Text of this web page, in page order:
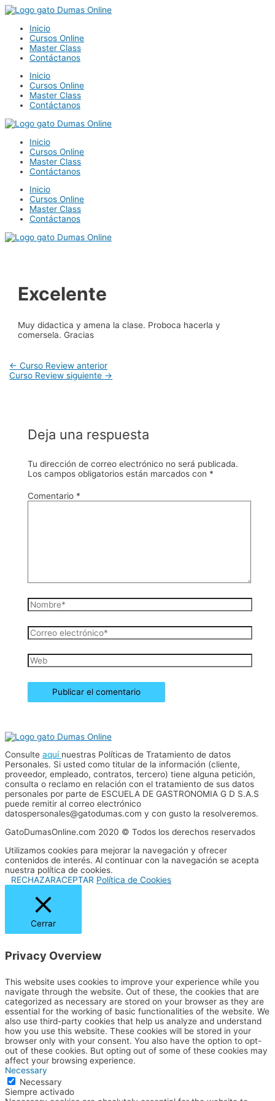
Ir
contenido
Inicio
Cursos Online
Master Class
Contáctanos
Inicio
Cursos Online
Master Class
Contáctanos
Inicio
Cursos Online
Master Class
Contáctanos
Inicio
Cursos Online
Master Class
Contáctanos
Excelente
Muy didactica y amena la clase. Proboca hacerla y
comersela. Gracias
Navegación
de
← Curso Review anterior
Curso Review siguiente →
Deja una respuesta
Tu dirección de correo electrónico no será publicada.
Los campos obligatorios están marcados con *
Comentario *
Nombre*
Correo
electrónico*
Web
Consulte aquí nuestras Políticas de Tratamiento de datos
Personales. Si usted como titular de la información (cliente,
proveedor, empleado, contratos, tercero) tiene alguna petición,
consulta o reclamo en relación con el tratamiento de sus datos
personales por parte de ESCUELA DE GASTRONOMIA G D S.A.S
puede remitir al correo electrónico
datospersonales@gatodumas.com y con gusto la resolveremos.
GatoDumasOnline.com 2020 © Todos los derechos reservados
Utilizamos cookies para mejorar la navegación y ofrecer
contenidos de interés. Al continuar con la navegación se acepta
nuestra política de cookies.
RECHAZARACEPTAR Política de Cookies
Cerrar
Privacy Overview
This website uses cookies to improve your experience while you
navigate through the website. Out of these, the cookies that are
categorized as necessary are stored on your browser as they are
essential for the working of basic functionalities of the website. We
also use third-party cookies that help us analyze and understand
how you use this website. These cookies will be stored in your
browser only with your consent. You also have the option to opt-
out of these cookies. But opting out of some of these cookies may
affect your browsing experience.
Necessary
Necessary
Siempre activado